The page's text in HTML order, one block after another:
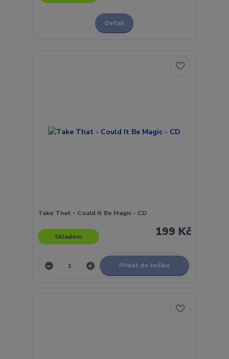
Detail
Take That - Could It Be Magic - CD
199 Kč
Skladem
Přidat do košíku